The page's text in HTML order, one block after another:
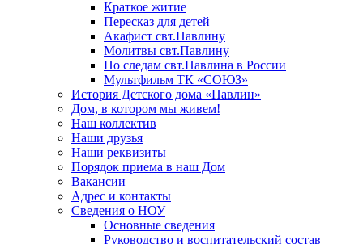
Краткое житие
Пересказ для детей
Акафист свт.Павлину
Молитвы свт.Павлину
По следам свт.Павлина в России
Мультфильм ТК «СОЮЗ»
История Детского дома «Павлин»
Дом, в котором мы живем!
Наш коллектив
Наши друзья
Наши реквизиты
Порядок приема в наш Дом
Вакансии
Адрес и контакты
Сведения о НОУ
Основные сведения
Руководство и воспитательский состав